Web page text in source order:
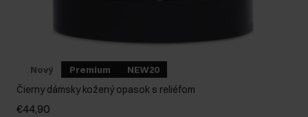
Nový Premium NEW20
Čierny dámsky kožený opasok s reliéfom
€44,90